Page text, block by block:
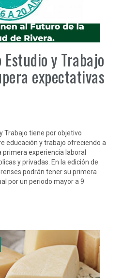
y Trabajo
expectativas
Trabajo tiene por objetivo
educación y trabajo ofreciendo a
experiencia laboral
y privadas. En la edición de
podrán tener su primera
por un periodo mayor a 9